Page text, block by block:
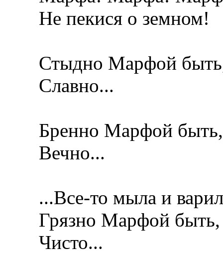
Не пекися о земном!
Стыдно Марфой
Славно...
Бренно Марфой
Вечно...
...Все-то мыла и
Грязно Марфой
Чисто...